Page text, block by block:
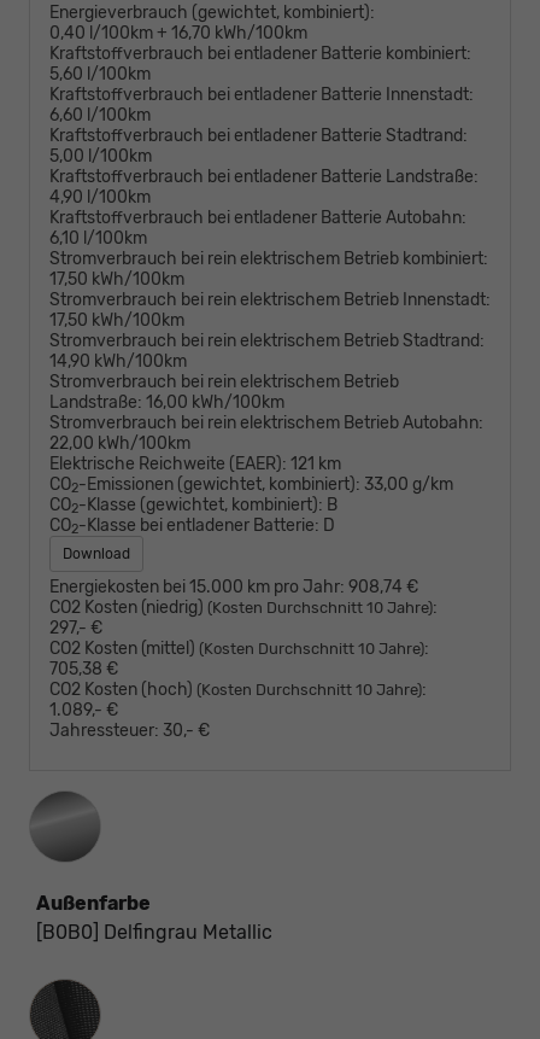
Energieverbrauch (gewichtet, kombiniert):
0,40 l/100km + 16,70 kWh/100km
Kraftstoffverbrauch bei entladener Batterie kombiniert:
5,60 l/100km
Kraftstoffverbrauch bei entladener Batterie Innenstadt:
6,60 l/100km
Kraftstoffverbrauch bei entladener Batterie Stadtrand:
5,00 l/100km
Kraftstoffverbrauch bei entladener Batterie Landstraße:
4,90 l/100km
Kraftstoffverbrauch bei entladener Batterie Autobahn:
6,10 l/100km
Stromverbrauch bei rein elektrischem Betrieb kombiniert:
17,50 kWh/100km
Stromverbrauch bei rein elektrischem Betrieb Innenstadt:
17,50 kWh/100km
Stromverbrauch bei rein elektrischem Betrieb Stadtrand:
14,90 kWh/100km
Stromverbrauch bei rein elektrischem Betrieb
Landstraße: 16,00 kWh/100km
Stromverbrauch bei rein elektrischem Betrieb Autobahn:
22,00 kWh/100km
Elektrische Reichweite (EAER): 121 km
CO2-Emissionen (gewichtet, kombiniert): 33,00 g/km
CO2-Klasse (gewichtet, kombiniert): B
CO2-Klasse bei entladener Batterie: D
Download
Energiekosten bei 15.000 km pro Jahr: 908,74 €
CO2 Kosten (niedrig) (Kosten Durchschnitt 10 Jahre):
297,- €
CO2 Kosten (mittel) (Kosten Durchschnitt 10 Jahre):
705,38 €
CO2 Kosten (hoch) (Kosten Durchschnitt 10 Jahre):
1.089,- €
Jahressteuer: 30,- €
Außenfarbe
[B0B0] Delfingrau Metallic
Innenausstattung